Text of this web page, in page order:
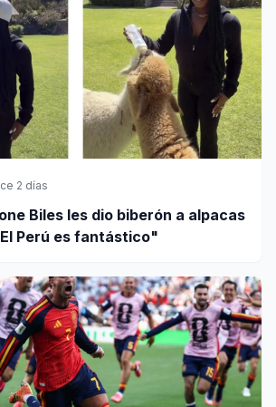
2 días
Biles les dio biberón a alpacas
Perú es fantástico"